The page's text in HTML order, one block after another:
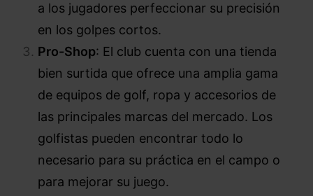
a los jugadores perfeccionar su precisión
en los golpes cortos.
Pro-Shop: El club cuenta con una tienda
bien surtida que ofrece una amplia gama
de equipos de golf, ropa y accesorios de
las principales marcas del mercado. Los
golfistas pueden encontrar todo lo
necesario para su práctica en el campo o
para mejorar su juego.